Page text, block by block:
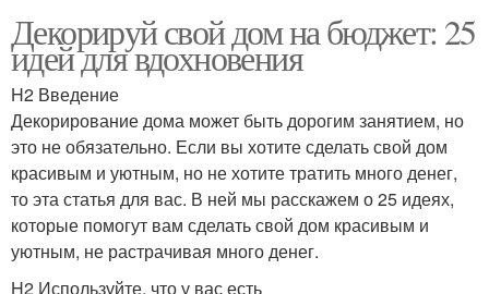
Декорируй свой дом на бюджет: 25
идей для вдохновения
H2 Введение
Декорирование дома может быть дорогим занятием, но
это не обязательно. Если вы хотите сделать свой дом
красивым и уютным, но не хотите тратить много денег,
то эта статья для вас. В ней мы расскажем о 25 идеях,
которые помогут вам сделать свой дом красивым и
уютным, не растрачивая много денег.
H2 Используйте, что у вас есть